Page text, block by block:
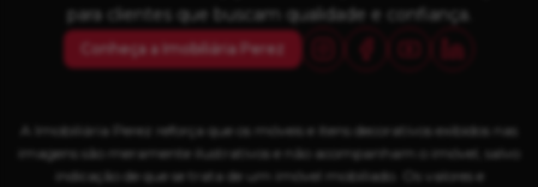
para clientes que buscam qualidade e confiança.
Conheça a Imobiliária Perez
A Imobiliária Perez reforça que os móveis e itens decorativos exibidos nas
imagens são meramente ilustrativos e não acompanham o imóvel, salvo
indicação de que se trata de um imóvel mobiliado. Os valores e